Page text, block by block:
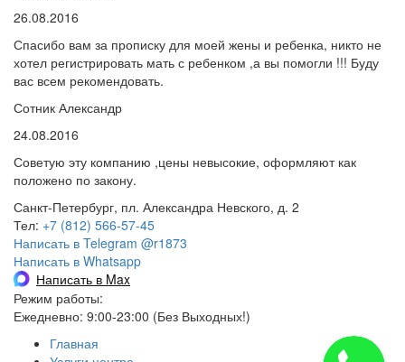
26.08.2016
Спасибо вам за прописку для моей жены и ребенка, никто не
хотел регистрировать мать с ребенком ,а вы помогли !!! Буду
вас всем рекомендовать.
Сотник Александр
24.08.2016
Советую эту компанию ,цены невысокие, оформляют как
положено по закону.
Санкт-Петербург, пл. Александра Невского, д. 2
Тел: +7 (812) 566-57-45
Написать в Telegram @r1873
Написать в Whatsapp
Написать в Max
Режим работы:
Ежедневно: 9:00-23:00 (Без Выходных!)
Главная